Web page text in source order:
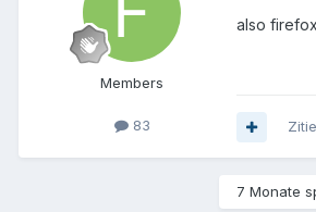
Members
83
also
7 Monate